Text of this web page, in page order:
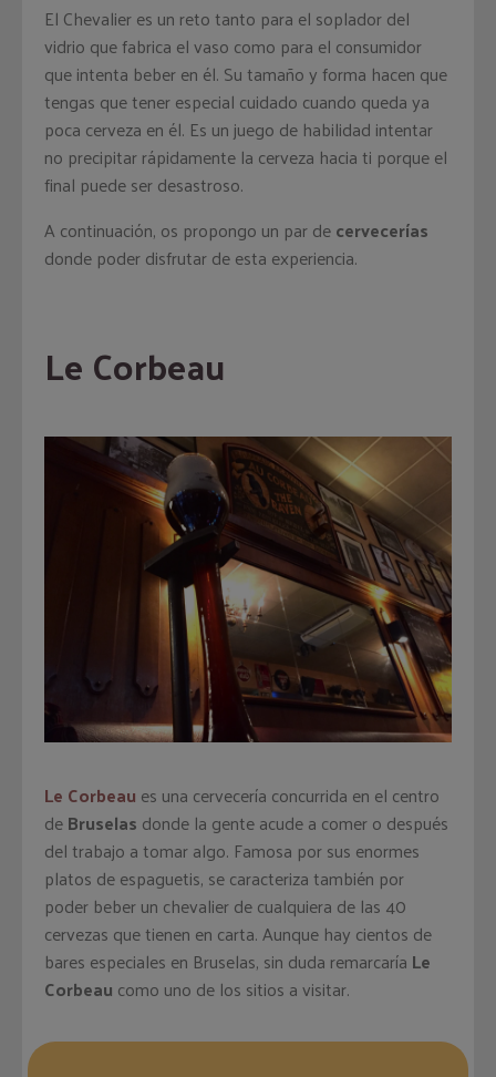
El Chevalier es un reto tanto para el soplador del
vidrio que fabrica el vaso como para el consumidor
que intenta beber en él. Su tamaño y forma hacen que
tengas que tener especial cuidado cuando queda ya
poca cerveza en él. Es un juego de habilidad intentar
no precipitar rápidamente la cerveza hacia ti porque el
final puede ser desastroso.
A continuación, os propongo un par decervecerías
donde poder disfrutar de esta experiencia.
Le Corbeau
Le Corbeau es una cervecería concurrida en el centro
deBruselas donde la gente acude a comer o después
del trabajo a tomar algo. Famosa por sus enormes
platos de espaguetis, se caracteriza también por
poder beber un chevalier de cualquiera de las 40
cervezas que tienen en carta. Aunque hay cientos de
bares especiales en Bruselas, sin duda remarcaría Le
Corbeau como uno de los sitios a visitar.